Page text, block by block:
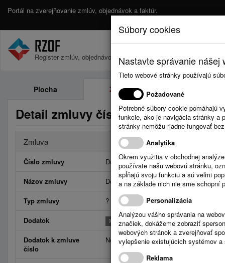
Portál na zverejňovanie zmlúv, objednávok a faktúr.
Register zmlúv, objednávok a faktúr.
Plocha Zmluvy
Detail zmluvy číslo Dodatok č. 2 k
Zmluva
Číslo zmluvy Dodatok č. 2 k RSVSB-6006/2024
Názov zmluvy Dodatok č. 2 k zmluve RSVSB-6006/
Typ zmluvy ?
Dodatok
Dodatok k zmluve
číslo
Neviaže
Súbory cookies
Nastavte správanie
Tieto webové stránky používajú
Požadované
Potrebné súbory cookie pomáhajú
funkcie, ako je navigácia stránky a
stránky nemôžu riadne fungovať
Analytika
Okrem využitia v obchodnej
používate našu webovú stránku,
spĺňajú svoju funkciu a sú veľmi
a na základe nich nie sme schopní
Personalizácia
Analýzou vášho správania na
značiek, dokážeme zobraziť
webových stránok a zverejňovať
vylepšenie existujúcich systémov
Reklama